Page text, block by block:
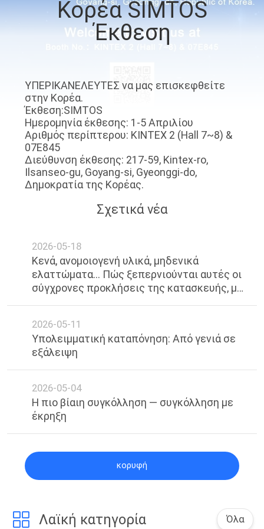
ΣΤΟ
ΕΡΓΟΣΤΆΣΙΟ
ΜΑΖΊ
ΜΑΣ
ΝΈΑ
ΛΎΣΗ
PRIVACY
POLICY
Κορέα SIMTOS
Έκθεση
ΥΠΕΡΙΚΑΝΕΛΕΥΤΕΣ να μας επισκεφθείτε
στην Κορέα.
Έκθεση:SIMTOS
Ημερομηνία έκθεσης: 1-5 Απριλίου
Αριθμός περίπτερου: KINTEX 2 (Hall 7~8) &
07E845
Διεύθυνση έκθεσης: 217-59, Kintex-ro,
Ilsanseo-gu, Goyang-si, Gyeonggi-do,
Δημοκρατία της Κορέας.
Σχετικά νέα
2026-05-18
Κενά, ανομοιογενή υλικά, μηδενικά
ελαττώματα... Πώς ξεπερνιούνται αυτές οι
σύγχρονες προκλήσεις της κατασκευής, μία
2026-05-11
Υπολειμματική καταπόνηση: Από γενιά σε
εξάλειψη
2026-05-04
Η πιο βίαιη συγκόλληση — συγκόλληση με
έκρηξη
κορυφή
Λαϊκή κατηγορία Όλα